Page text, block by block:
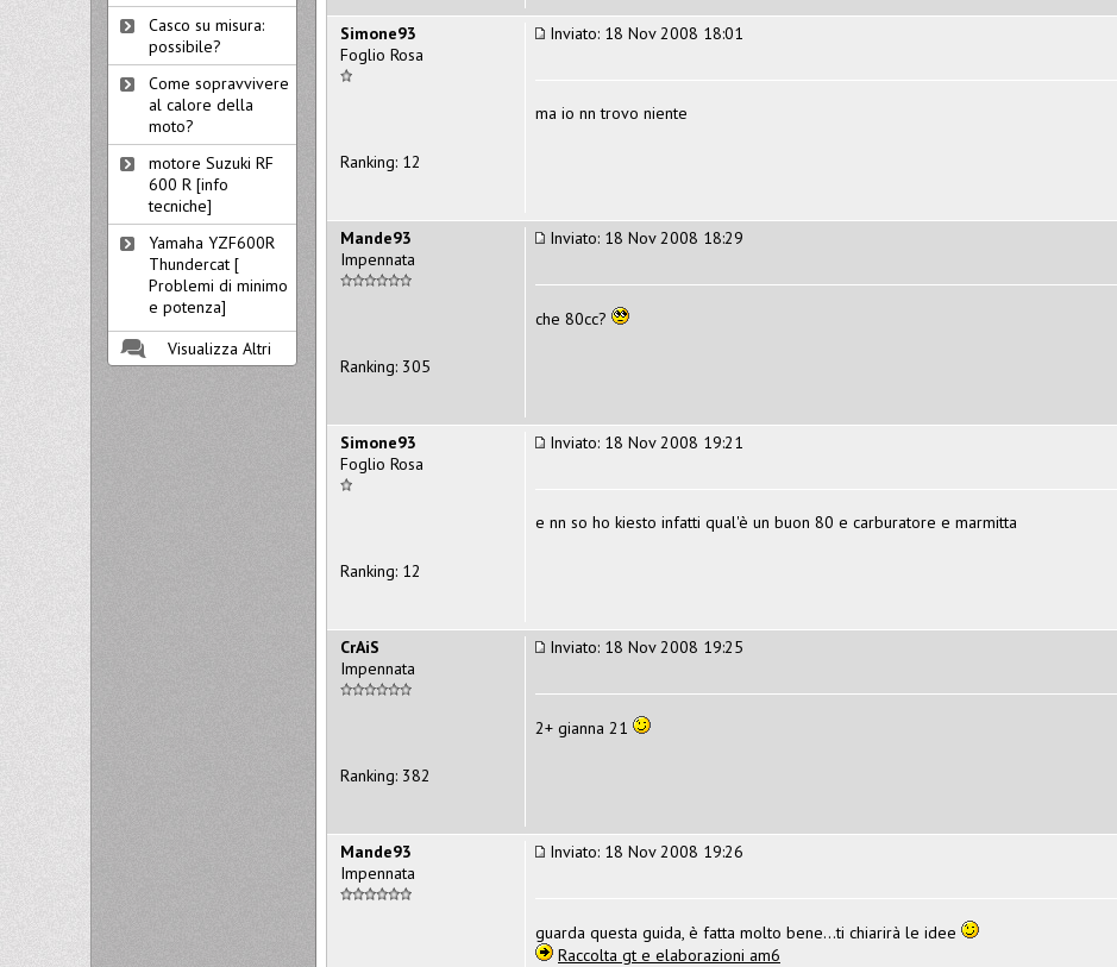
Inviato: 18 Nov 2008 18:01
ma io nn trovo niente
Simone93
Foglio Rosa
Ranking: 12
Inviato: 18 Nov 2008 18:29
che 80cc?
Mande93
Impennata
Ranking: 305
Inviato: 18 Nov 2008 19:21
e nn so ho kiesto infatti qual'è un buon 80 e carburatore e marmitta
Simone93
Foglio Rosa
Ranking: 12
Inviato: 18 Nov 2008 19:25
2+ gianna 21
CrAiS
Impennata
Ranking: 382
Inviato: 18 Nov 2008 19:26
guarda questa guida, è fatta molto bene...ti chiarirà le idee
Raccolta gt e elaborazioni am6
Mande93
Impennata
Casco su misura:
possibile?
Come sopravvivere
al calore della
moto?
motore Suzuki RF
600 R [info
tecniche]
Yamaha YZF600R
Thundercat [
Problemi di minimo
e potenza]
Visualizza Altri